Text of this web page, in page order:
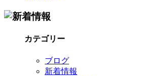
カテゴリー
ブログ
新着情報